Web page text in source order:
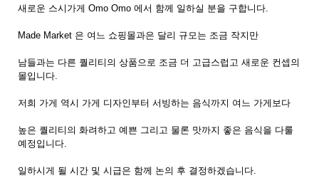
새로운 스시가게 Omo Omo 에서 함께 일하실 분을 구합니다.
Made Market 은 여느 쇼핑몰과은 달리 규모는 조금 작지만
남들과는 다른 퀄리티의 상품으로 조금 더 고급스럽고 새로운 컨셉의
몰입니다.
저희 가게 역시 가게 디자인부터 서빙하는 음식까지 여느 가게보다
높은 퀄리티의 화려하고 예쁜 그리고 물론 맛까지 좋은 음식을 다룰
예정입니다.
일하시게 될 시간 및 시급은 함께 논의 후 결정하겠습니다.